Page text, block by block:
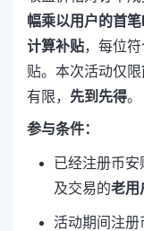
幅乘以用户的首
计算补贴，每位
贴。本次活动仅限
有限， 先到先得。
参与条件：
已经注册币
及交易的老用
活动期间注册